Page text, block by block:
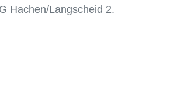
Hachen/Langscheid 2.